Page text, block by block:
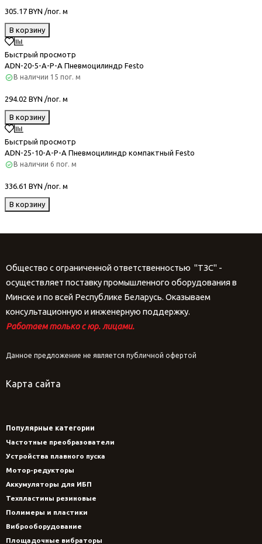
305.17 BYN /пог. м
В корзину
Быстрый просмотр
ADN-20-5-A-P-A Пневмоцилиндр Festo
В наличии 15 пог. м
294.02 BYN /пог. м
В корзину
Быстрый просмотр
ADN-25-10-A-P-A Пневмоцилиндр компактный Festo
В наличии 6 пог. м
336.61 BYN /пог. м
В корзину
Общество с ограниченной ответственностью "ТЗС" -
осуществляет поставку промышленного оборудования в
Минске и по всей Республике Беларусь. Оказываем
консультационную и инженерную поддержку.
Работаем только с юр. лицами.
Данное предложение не является публичной офертой
Карта сайта
Популярные категории
Частотные преобразователи
Устройства плавного пуска
Мотор-редукторы
Аккумуляторы для ИБП
Техпластины резиновые
Полимеры и пластики
Виброоборудование
Площадочные вибраторы